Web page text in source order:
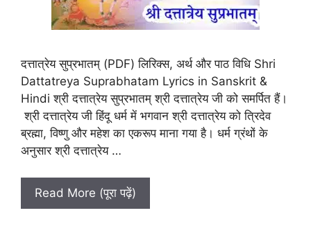
दत्तात्रेय सुप्रभातम् (PDF) लिरिक्स, अर्थ और पाठ विधि Shri
Dattatreya Suprabhatam Lyrics in Sanskrit &
Hindi श्री दत्तात्रेय सुप्रभातम् श्री दत्तात्रेय जी को समर्पित हैं।
श्री दत्तात्रेय जी हिंदू धर्म में भगवान श्री दत्तात्रेय को त्रिदेव
ब्रह्मा, विष्णु और महेश का एकरूप माना गया है। धर्म ग्रंथों के
अनुसार श्री दत्तात्रेय …
Read More (पूरा पढ़ें)